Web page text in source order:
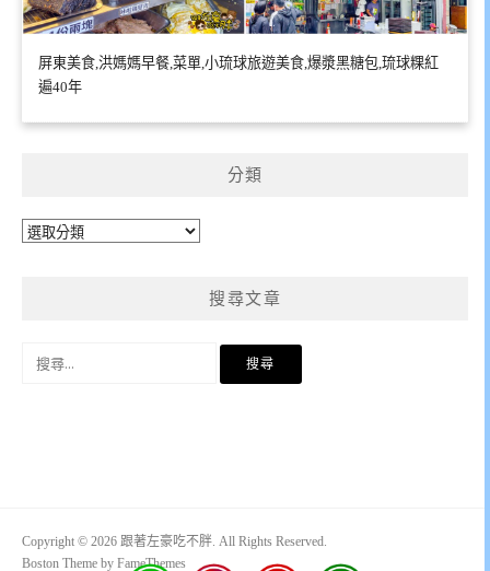
屏東美食,洪媽媽早餐,菜單,小琉球旅遊美食,爆漿黑糖包,琉球粿紅
遍40年
分類
分
搜尋文章
Copyright © 2026 跟著左豪吃不胖. All Rights Reserved.
Boston Theme by FameThemes